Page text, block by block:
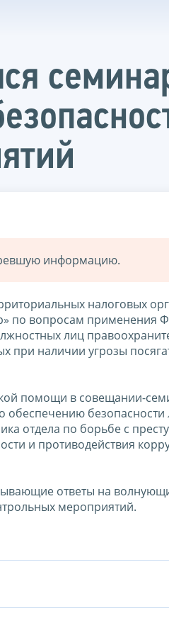
информацию.
налоговых
по вопросам применения
лиц
наличии угрозы
помощи в совещании-
обеспечению
отдела по борьбе с
и противодействия
ответы на
мероприятий.